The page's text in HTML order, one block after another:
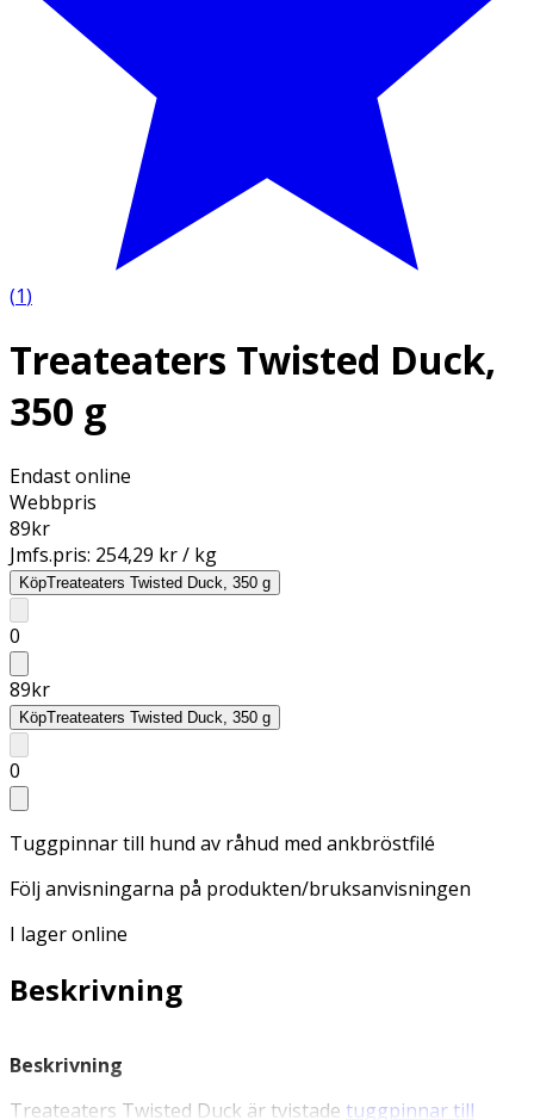
(1)
Treateaters Twisted Duck,
350 g
Endast online
Webbpris
89kr
Jmfs.pris: 254,29 kr / kg
KöpTreateaters Twisted Duck, 350 g
0
89kr
KöpTreateaters Twisted Duck, 350 g
0
Tuggpinnar till hund av råhud med ankbröstfilé
Följ anvisningarna på produkten/bruksanvisningen
I lager online
Beskrivning
Beskrivning
Treateaters Twisted Duck är tvistade tuggpinnar till